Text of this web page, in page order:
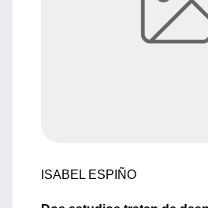
ISABEL ESPIÑO